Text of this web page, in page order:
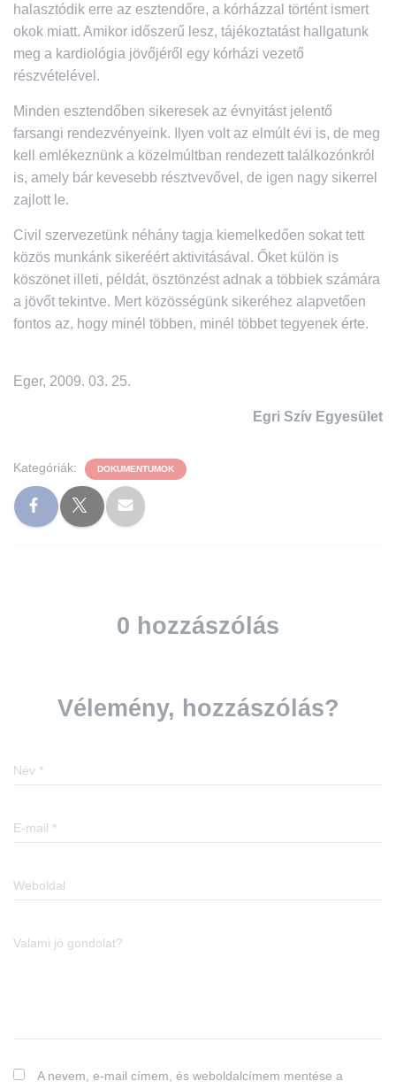
halasztódik erre az esztendőre, a kórházzal történt ismert
okok miatt. Amikor időszerű lesz, tájékoztatást hallgatunk
meg a kardiológia jövőjéről egy kórházi vezető
részvételével.
Minden esztendőben sikeresek az évnyitást jelentő
farsangi rendezvényeink. Ilyen volt az elmúlt évi is, de meg
kell emlékeznünk a közelmúltban rendezett találkozónkról
is, amely bár kevesebb résztvevővel, de igen nagy sikerrel
zajlott le.
Civil szervezetünk néhány tagja kiemelkedően sokat tett
közös munkánk sikeréért aktivitásával. Őket külön is
köszönet illeti, példát, ösztönzést adnak a többiek számára
a jövőt tekintve. Mert közösségünk sikeréhez alapvetően
fontos az, hogy minél többen, minél többet tegyenek érte.
Eger, 2009. 03. 25.
Egri Szív Egyesület
Kategóriák: DOKUMENTUMOK
0 hozzászólás
Vélemény, hozzászólás?
Név *
E-mail *
Weboldal
Valami jó gondolat?
A nevem, e-mail címem, és weboldalcímem mentése a